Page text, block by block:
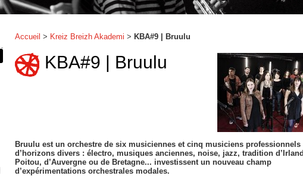
Accueil > Kreiz Breizh Akademi > KBA#9 | Bruulu
KBA#9 | Bruulu
Bruulu est un orchestre de six musiciennes et cinq musiciens professionnels
d’horizons divers : électro, musiques anciennes, noise, jazz, tradition
Poitou, d’Auvergne ou de Bretagne... investissent un nouveau champ
d’expérimentations orchestrales modales.